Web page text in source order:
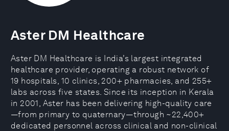
Aster DM Healthcare
Aster DM Healthcare is India’s largest integrated
healthcare provider, operating a robust network of
19 hospitals, 10 clinics, 200+ pharmacies, and 255+
labs across five states. Since its inception in Kerala
in 2001, Aster has been delivering high-quality care
—from primary to quaternary—through ~22,400+
dedicated personnel across clinical and non-clinical